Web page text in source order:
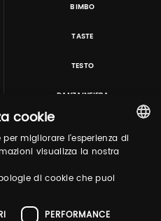
BIMBO
TASTE
TESTO
DANZAINFIERA
CONSULTING
ITALIAN
cookie
migliorare l'esperienza di
visualizza la nostra
di cookie che puoi
PERFORMANCE